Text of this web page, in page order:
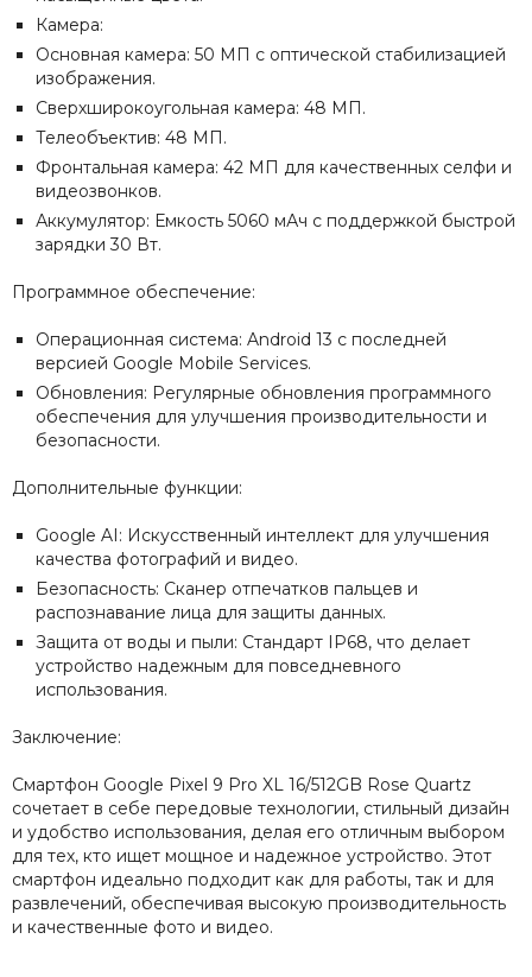
Камера:
Основная камера: 50 МП с оптической стабилизацией
изображения.
Сверхширокоугольная камера: 48 МП.
Телеобъектив: 48 МП.
Фронтальная камера: 42 МП для качественных селфи и
видеозвонков.
Аккумулятор: Емкость 5060 мАч с поддержкой быстрой
зарядки 30 Вт.
Программное обеспечение:
Операционная система: Android 13 с последней
версией Google Mobile Services.
Обновления: Регулярные обновления программного
обеспечения для улучшения производительности и
безопасности.
Дополнительные функции:
Google AI: Искусственный интеллект для улучшения
качества фотографий и видео.
Безопасность: Сканер отпечатков пальцев и
распознавание лица для защиты данных.
Защита от воды и пыли: Стандарт IP68, что делает
устройство надежным для повседневного
использования.
Заключение:
Смартфон Google Pixel 9 Pro XL 16/512GB Rose Quartz
сочетает в себе передовые технологии, стильный дизайн
и удобство использования, делая его отличным выбором
для тех, кто ищет мощное и надежное устройство. Этот
смартфон идеально подходит как для работы, так и для
развлечений, обеспечивая высокую производительность
и качественные фото и видео.